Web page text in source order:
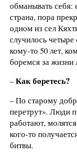
обманывать
страна, пора
одном из сел
случилось четыре
кому-то 50 лет,
боремся за жизни
–Как боретесь?
– По старому
перетрут». Люди
работают,
кого-то
битвы.